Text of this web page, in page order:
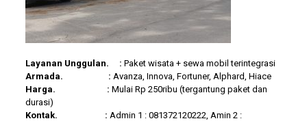
Layanan Unggulan. : Paket wisata + sewa mobil terintegrasi
Armada. : Avanza, Innova, Fortuner, Alphard, Hiace
Harga. : Mulai Rp 250ribu (tergantung paket dan
durasi)
Kontak. : Admin 1 : 081372120222, Amin 2 :